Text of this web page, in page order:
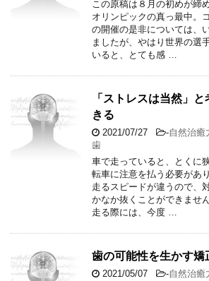
この原稿は８月の初めが締
オリンピックの真っ最中。
の開催の是非については、
ましたが、やはり世界の選
いると、とても感 …
「ストレスは当然」
きる
2021/07/27 -自然治癒
歯
車で走っていると、とくに
転車に注意を払う必要があ
走るスピードが違うので、
かなか抜くことができませ
走る際には、今度 …
歯の可能性を生かす矯
2021/05/07 -自然治癒